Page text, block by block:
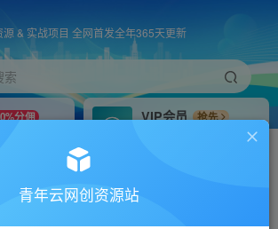
源 & 实战项目 全网首发全年365天更新
索
分佣
VIP会员
抢先
搭建同款网站，自己当老板
青年云网创资源站